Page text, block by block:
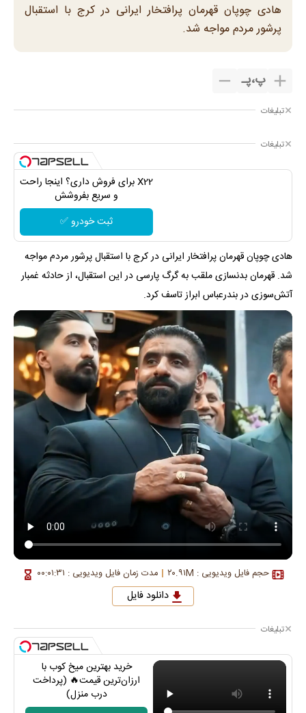
هادی چوپان قهرمان پرافتخار ایرانی در کرج با استقبال
پرشور مردم مواجه شد.
پ،پـ
تبلیغات
تبلیغات
X22 برای فروش داری؟ اینجا راحت
و سریع بفروشش
ثبت خودرو ✅
هادی چوپان قهرمان پرافتخار ایرانی در کرج با استقبال پرشور مردم مواجه
شد. قهرمان بدنسازی ملقب به گرگ پارسی در این استقبال، از حادثه غمبار
آتش‌سوزی در بندرعباس ابراز تاسف کرد.
حجم فایل ویدیویی : ۲۰.۹۱M مدت زمان فایل ویدیویی : ۰۰:۰۱:۳۱
دانلود فایل
تبلیغات
خرید بهترین میخ کوب با
ارزان‌ترین قیمت🔥 (پرداخت
درب منزل)